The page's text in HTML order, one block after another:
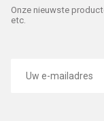
Onze nieuwste
etc.
mailadres